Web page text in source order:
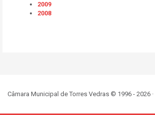
2009
2008
Câmara Municipal de Torres Vedras © 1996 - 2026 ·